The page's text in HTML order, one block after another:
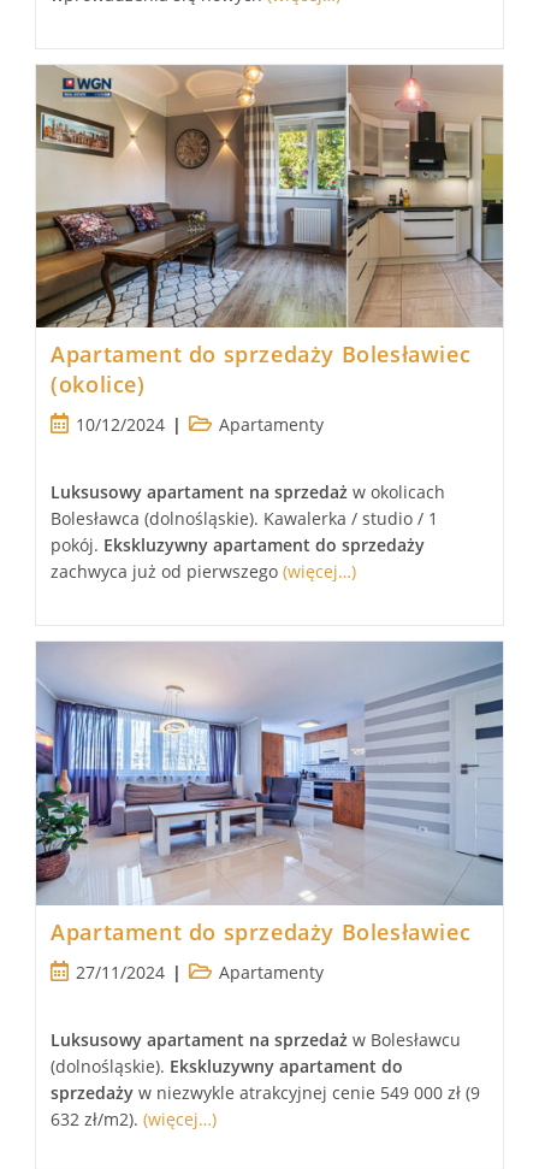
Apartament do sprzedaży Bolesławiec
(okolice)
Post10/12/2024
PostApartamenty
Luksusowy apartament na sprzedaż w okolicach
Bolesławca (dolnośląskie). Kawalerka / studio / 1
pokój. Ekskluzywny apartament do sprzedaży
zachwyca już od pierwszego(więcej…)
Apartament do sprzedaży Bolesławiec
Post27/11/2024
PostApartamenty
Luksusowy apartament na sprzedaż w Bolesławcu
(dolnośląskie). Ekskluzywny apartament do
sprzedaży w niezwykle atrakcyjnej cenie 549 000 zł (9
632 zł/m2).(więcej…)